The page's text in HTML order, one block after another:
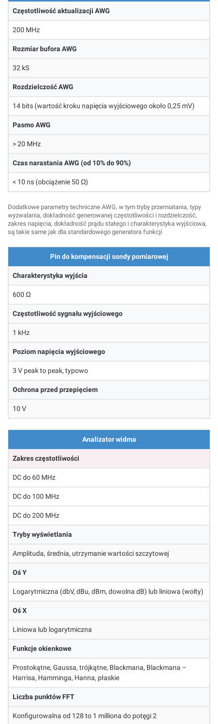
Częstotliwość aktualizacji AWG
200 MHz
Rozmiar bufora AWG
32 kS
Rozdzielczość AWG
14 bits (wartość kroku napięcia wyjściowego około 0,25 mV)
Pasmo AWG
> 20 MHz
Czas narastania AWG (od 10% do 90%)
< 10 ns (obciążenie 50 Ω)
Dodatkowe parametry techniczne AWG, w tym tryby przemiatania, typy
wyzwalania, dokładność generowanej częstotliwości i rozdzielczość,
zakres napięcia, dokładność prądu stałego i charakterystyka wyjściowa,
są takie same jak dla standardowego generatora funkcji
Pin do kompensacji sondy pomiarowej
Charakterystyka wyjścia
600 Ω
Częstotliwość sygnału wyjściowego
1 kHz
Poziom napięcia wyjściowego
3 V peak to peak, typowo
Ochrona przed przepięciem
10 V
Analizator widma
Zakres częstotliwości
DC do 60 MHz
DC do 100 MHz
DC do 200 MHz
Tryby wyświetlania
Amplituda, średnia, utrzymanie wartości szczytowej
Oś Y
Logarytmiczna (dbV, dBu, dBm, dowolna dB) lub liniowa (wolty)
Oś X
Liniowa lub logarytmiczna
Funkcje okienkowe
Prostokątne, Gaussa, trójkątne, Blackmana, Blackmana –
Harrisa, Hamminga, Hanna, płaskie
Liczba punktów FFT
Konfigurowalna od 128 to 1 milliona do potęgi 2